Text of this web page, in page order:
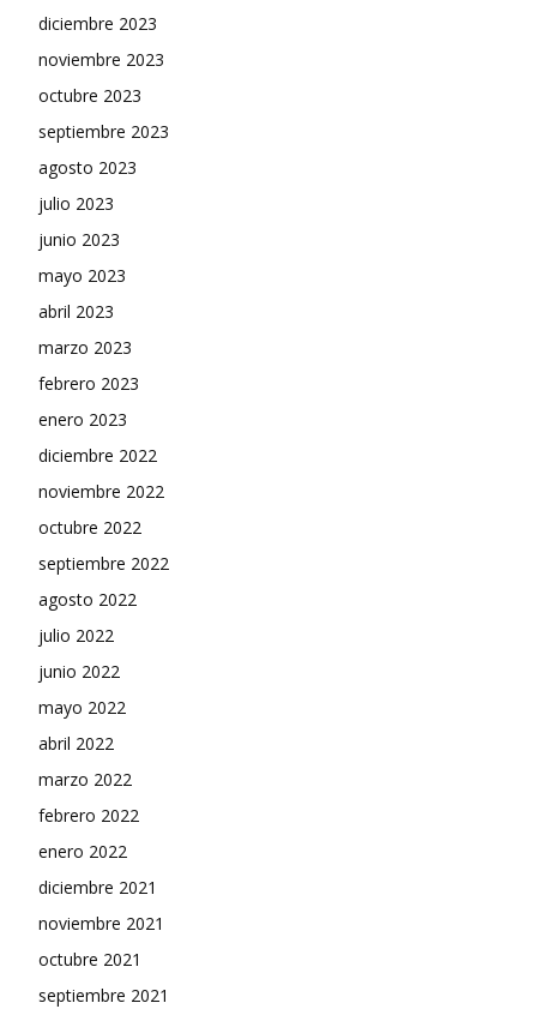
diciembre 2023
noviembre 2023
octubre 2023
septiembre 2023
agosto 2023
julio 2023
junio 2023
mayo 2023
abril 2023
marzo 2023
febrero 2023
enero 2023
diciembre 2022
noviembre 2022
octubre 2022
septiembre 2022
agosto 2022
julio 2022
junio 2022
mayo 2022
abril 2022
marzo 2022
febrero 2022
enero 2022
diciembre 2021
noviembre 2021
octubre 2021
septiembre 2021